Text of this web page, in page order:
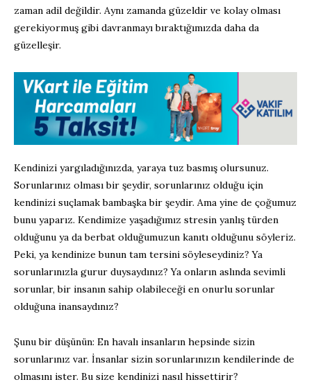
zaman adil değildir. Aynı zamanda güzeldir ve kolay olması
gerekiyormuş gibi davranmayı bıraktığımızda daha da
güzelleşir.
Kendinizi yargıladığınızda, yaraya tuz basmış olursunuz.
Sorunlarınız olması bir şeydir, sorunlarınız olduğu için
kendinizi suçlamak bambaşka bir şeydir. Ama yine de çoğumuz
bunu yaparız. Kendimize yaşadığımız stresin yanlış türden
olduğunu ya da berbat olduğumuzun kanıtı olduğunu söyleriz.
Peki, ya kendinize bunun tam tersini söyleseydiniz? Ya
sorunlarınızla gurur duysaydınız? Ya onların aslında sevimli
sorunlar, bir insanın sahip olabileceği en onurlu sorunlar
olduğuna inansaydınız?
Şunu bir düşünün: En havalı insanların hepsinde sizin
sorunlarınız var. İnsanlar sizin sorunlarınızın kendilerinde de
olmasını ister. Bu size kendinizi nasıl hissettirir?